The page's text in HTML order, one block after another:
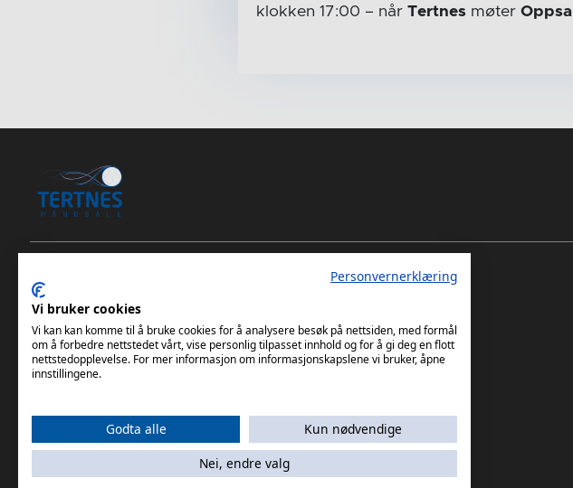
klokken 17:00 – når Tertnes møter Oppsal
Tertnes Håndball Elite Android App
Personvernerklæring
Vi bruker cookies
Vi kan kan komme til å bruke cookies for å analysere besøk på nettsiden, med formål
om å forbedre nettstedet vårt, vise personlig tilpasset innhold og for å gi deg en flott
nettstedopplevelse. For mer informasjon om informasjonskapslene vi bruker, åpne
innstillingene.
Godta alle
Kun nødvendige
Nei, endre valg